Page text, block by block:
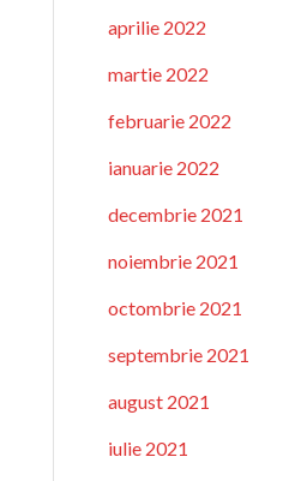
aprilie 2022
martie 2022
februarie 2022
ianuarie 2022
decembrie 2021
noiembrie 2021
octombrie 2021
septembrie 2021
august 2021
iulie 2021